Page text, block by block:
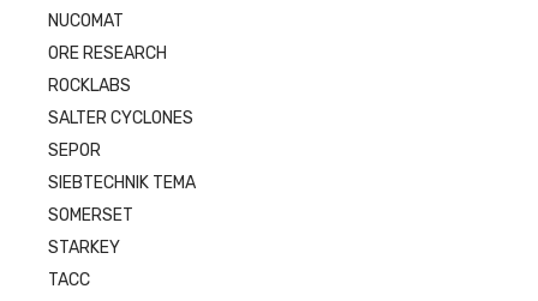
NUCOMAT
ORE RESEARCH
ROCKLABS
SALTER CYCLONES
SEPOR
SIEBTECHNIK TEMA
SOMERSET
STARKEY
TACC